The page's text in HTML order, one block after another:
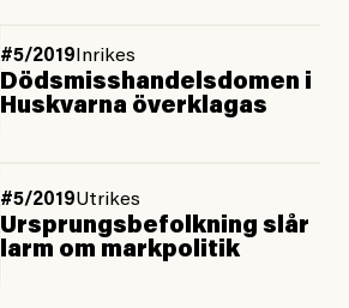
#5/2019 Inrikes
Dödsmisshandelsdomen i
Huskvarna överklagas
#5/2019Utrikes
Ursprungsbefolkning slår
larm om markpolitik